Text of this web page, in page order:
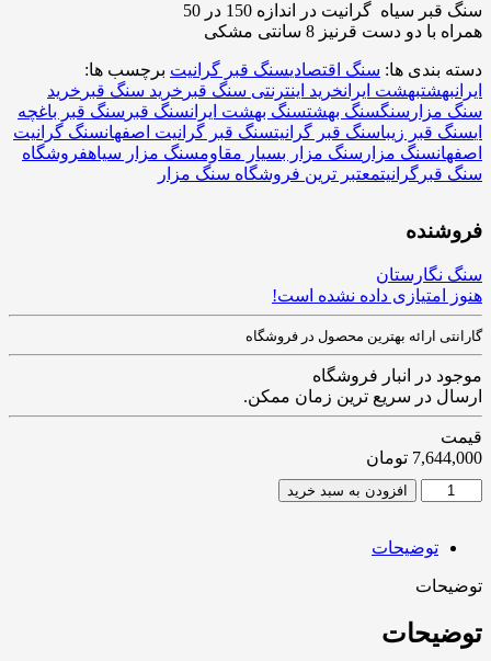
سنگ قبر سیاه گرانیت در اندازه 150 در 50
همراه با دو دست قرنیز 8 سانتی مشکی
دسته بندی ها: سنگ اقتصادیسنگ قبر گرانیت برچسب ها:
ایرانبهشتبهشت ایرانخرید اینترنتی سنگ قبر خرید سنگ قبر خرید
سنگ مزار سنگسنگ بهشتسنگ بهشت ایرانسنگ قبر سنگ قبر باغچه
ایسنگ قبر زیباسنگ قبر گرانیتسنگ قبر گرانیت اصفهانسنگ گرانیت
اصفهانسنگ مزار سنگ مزار بسیار مقاومسنگ مزار سیاهفروشگاه
سنگ قبر گرانیتمعتبر ترین فروشگاه سنگ مزار
فروشنده
سنگ نگارستان
هنوز امتیازی داده نشده است!
گارانتی ارائه بهترین محصول در فروشگاه
موجود در انبار فروشگاه
ارسال در سریع ترین زمان ممکن.
قیمت
7,644,000 تومان
افزودن به سبد خرید
توضیحات
توضیحات
توضیحات